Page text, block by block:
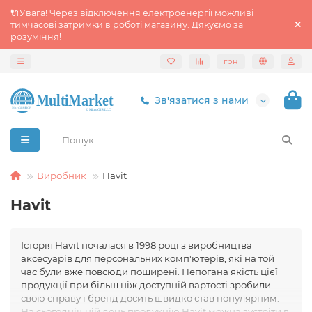
🔌Увага! Через відключення електроенергії можливі
тимчасові затримки в роботі магазину. Дякуємо за
розуміння!
грн
Зв'язатися з нами
Виробник Havit
Havit
Історія Havit почалася в 1998 році з виробництва
аксесуарів для персональних комп'ютерів, які на той
час були вже повсюди поширені. Непогана якість цієї
продукції при більш ніж доступній вартості зробили
свою справу і бренд досить швидко став популярним.